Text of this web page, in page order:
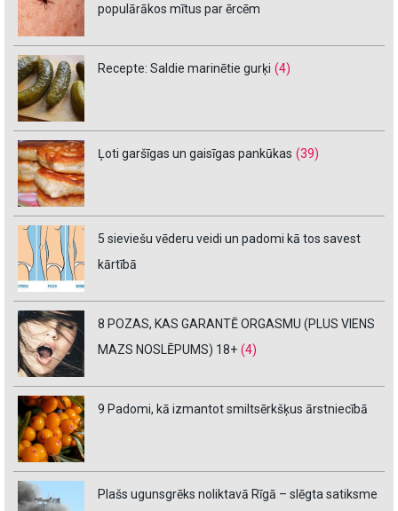
populārākos mītus par ērcēm
Recepte: Saldie marinētie gurķi (4)
Ļoti garšīgas un gaisīgas pankūkas (39)
5 sieviešu vēderu veidi un padomi kā tos savest
kārtībā
8 POZAS, KAS GARANTĒ ORGASMU (PLUS VIENS
MAZS NOSLĒPUMS) 18+ (4)
9 Padomi, kā izmantot smiltsērkšķus ārstniecībā
Plašs ugunsgrēks noliktavā Rīgā – slēgta satiksme